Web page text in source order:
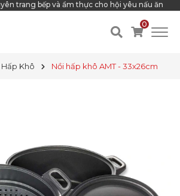
trang bếp và ẩm thực cho hội yêu nấu ăn
0
Hấp Khô Nồi hấp khô AMT - 33x26cm